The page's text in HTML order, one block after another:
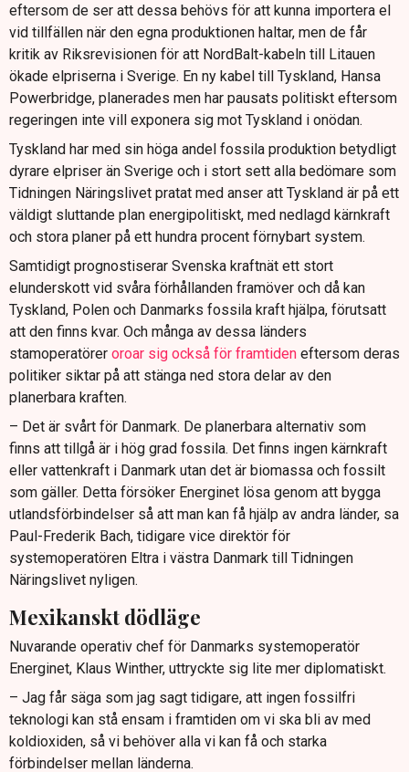
eftersom de ser att dessa behövs för att kunna importera el
vid tillfällen när den egna produktionen haltar, men de får
kritik av Riksrevisionen för att NordBalt-kabeln till Litauen
ökade elpriserna i Sverige. En ny kabel till Tyskland, Hansa
Powerbridge, planerades men har pausats politiskt eftersom
regeringen inte vill exponera sig mot Tyskland i onödan.
Tyskland har med sin höga andel fossila produktion betydligt
dyrare elpriser än Sverige och i stort sett alla bedömare som
Tidningen Näringslivet pratat med anser att Tyskland är på ett
väldigt sluttande plan energipolitiskt, med nedlagd kärnkraft
och stora planer på ett hundra procent förnybart system.
Samtidigt prognostiserar Svenska kraftnät ett stort
elunderskott vid svåra förhållanden framöver och då kan
Tyskland, Polen och Danmarks fossila kraft hjälpa, förutsatt
att den finns kvar. Och många av dessa länders
stamoperatörer oroar sig också för framtiden eftersom deras
politiker siktar på att stänga ned stora delar av den
planerbara kraften.
– Det är svårt för Danmark. De planerbara alternativ som
finns att tillgå är i hög grad fossila. Det finns ingen kärnkraft
eller vattenkraft i Danmark utan det är biomassa och fossilt
som gäller. Detta försöker Energinet lösa genom att bygga
utlandsförbindelser så att man kan få hjälp av andra länder, sa
Paul-Frederik Bach, tidigare vice direktör för
systemoperatören Eltra i västra Danmark till Tidningen
Näringslivet nyligen.
Mexikanskt dödläge
Nuvarande operativ chef för Danmarks systemoperatör
Energinet, Klaus Winther, uttryckte sig lite mer diplomatiskt.
– Jag får säga som jag sagt tidigare, att ingen fossilfri
teknologi kan stå ensam i framtiden om vi ska bli av med
koldioxiden, så vi behöver alla vi kan få och starka
förbindelser mellan länderna.